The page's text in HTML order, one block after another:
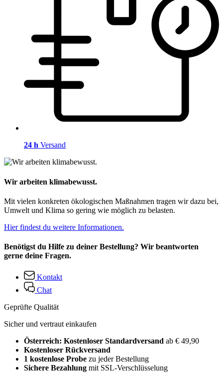
24 h Versand
Wir arbeiten klimabewusst.
Mit vielen konkreten ökologischen Maßnahmen tragen wir dazu bei,
Umwelt und Klima so gering wie möglich zu belasten.
Hier findest du weitere Informationen.
Benötigst du Hilfe zu deiner Bestellung? Wir beantworten
gerne deine Fragen.
Kontakt
Chat
Geprüfte Qualität
Sicher und vertraut einkaufen
Österreich: Kostenloser Standardversand ab € 49,90
Kostenloser Rückversand
1 kostenlose Probe zu jeder Bestellung
Sichere Bezahlung mit SSL-Verschlüsselung